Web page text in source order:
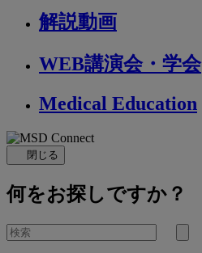
解説動画
WEB講演会・学会
Medical Education
閉じる
何をお探しですか？
を
検